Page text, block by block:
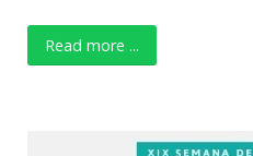
Read more ...